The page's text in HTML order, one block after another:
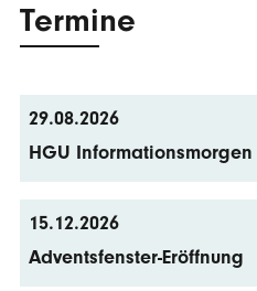
Termine
29.08.2026
HGU Informationsmorgen
15.12.2026
Adventsfenster-Eröffnung